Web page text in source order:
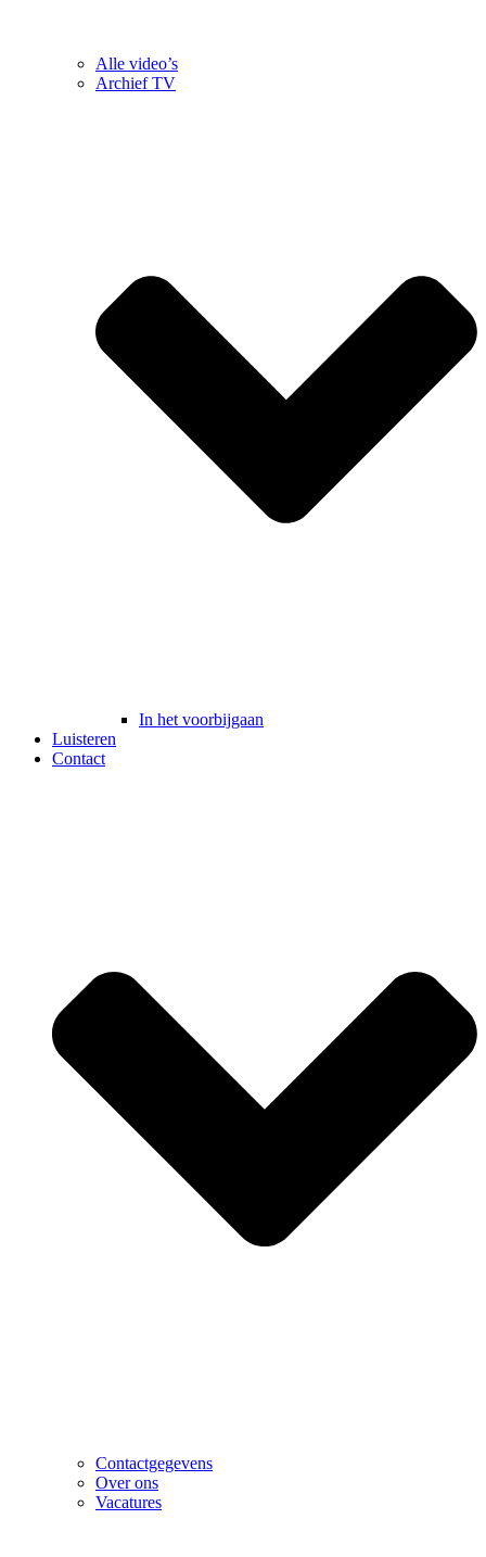
Alle video’s
Archief TV
In het voorbijgaan
Luisteren
Contact
Contactgegevens
Over ons
Vacatures